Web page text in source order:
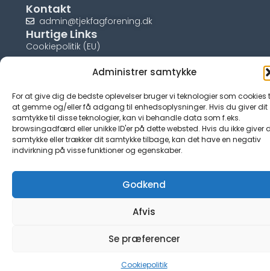
Administrer samtykke
For at give dig de bedste oplevelser bruger vi teknologier som cookies
at gemme og/eller få adgang til enhedsoplysninger. Hvis du giver dit
samtykke til disse teknologier, kan vi behandle data som f.eks.
browsingadfærd eller unikke ID'er på dette websted. Hvis du ikke giver
samtykke eller trækker dit samtykke tilbage, kan det have en negativ
indvirkning på visse funktioner og egenskaber.
Godkend
Afvis
Se præferencer
Cookiepolitik
Kontakt
admin@tjekfagforening.dk
Hurtige Links
Cookiepolitik (EU)
© tjek-fagforening.dk